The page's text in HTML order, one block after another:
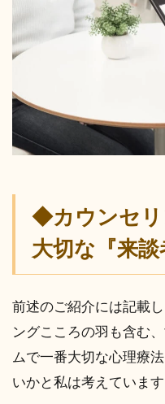
◆カウンセリ
大切な『来談
前述のご紹介には記載
ングこころの羽も含む
ムで一番大切な心理療
いかと私は考えています